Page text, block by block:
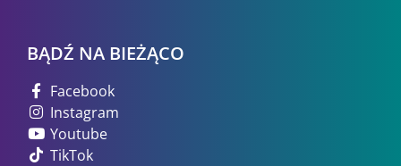
BĄDŹ NA BIEŻĄCO
Facebook
Instagram
Youtube
TikTok